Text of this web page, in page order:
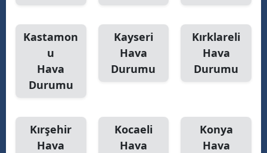
Kastamon
u
Hava
Durumu
Kayseri
Hava
Durumu
Kırklareli
Hava
Durumu
Kırşehir
Hava
Kocaeli
Hava
Konya
Hava